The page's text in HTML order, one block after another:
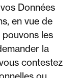
Données
en vue de
les
la
contestez